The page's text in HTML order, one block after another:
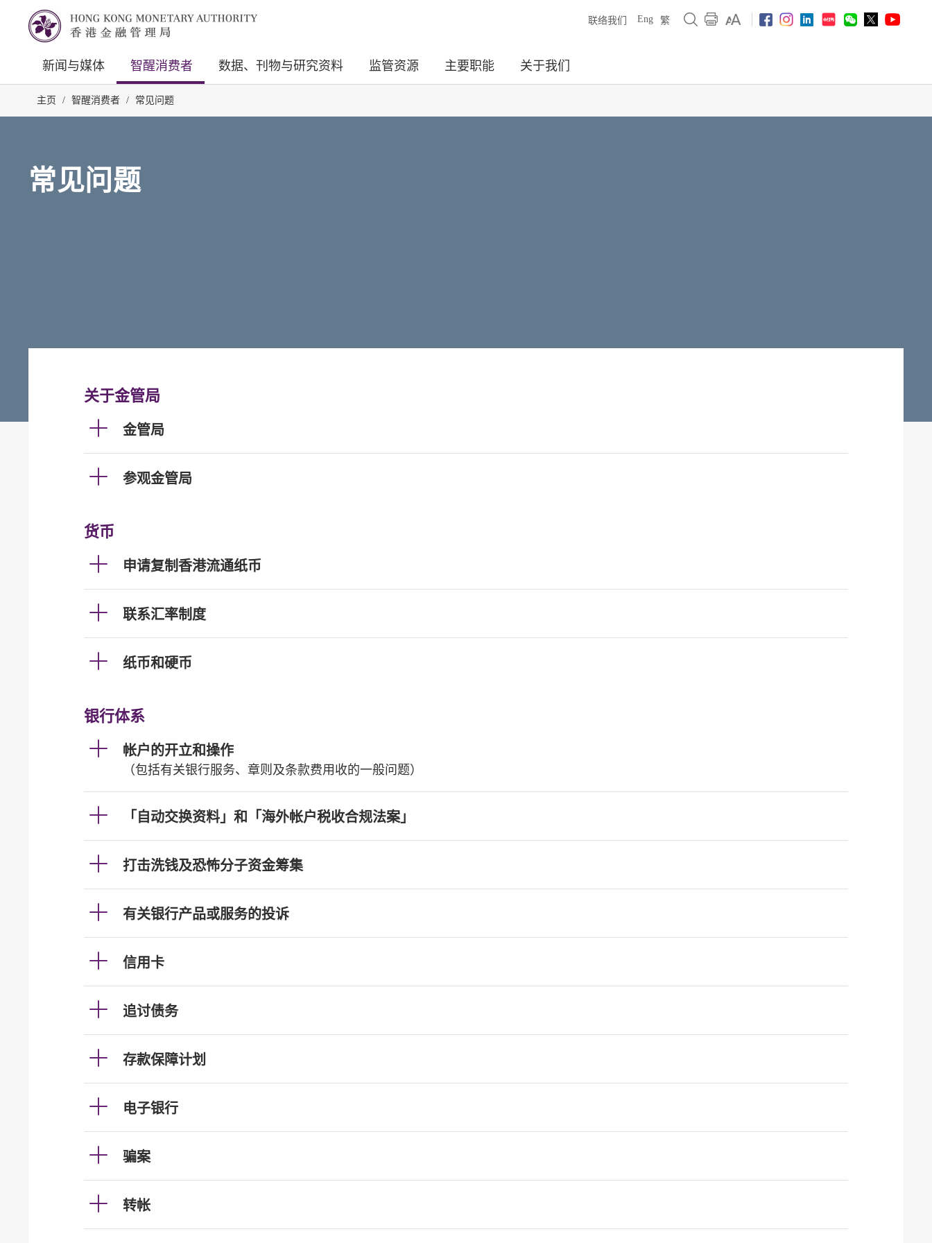
联络我们 Eng 繁
新闻与媒体 智醒消费者 数据、刊物与研究资料 监管资源 主要职能 关于我们
主页 / 智醒消费者 / 常见问题
常见问题
关于金管局
金管局
参观金管局
货币
申请复制香港流通纸币
联系汇率制度
纸币和硬币
银行体系
帐户的开立和操作
（包括有关银行服务、章则及条款费用收的一般问题）
「自动交换资料」和「海外帐户税收合规法案」
打击洗钱及恐怖分子资金筹集
有关银行产品或服务的投诉
信用卡
追讨债务
存款保障计划
电子银行
骗案
转帐